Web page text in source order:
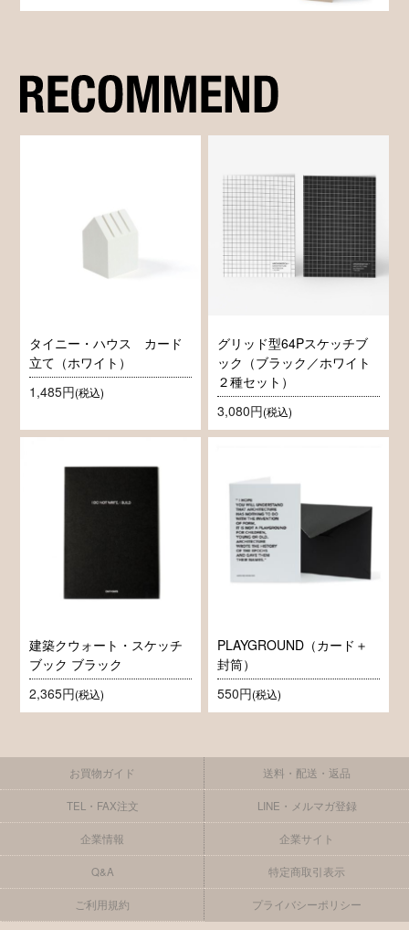
タイニー・ハウス カード
立て（ホワイト）
1,485円(税込)
グリッド型64Pスケッチブ
ック（ブラック／ホワイト
２種セット）
3,080円(税込)
建築クウォート・スケッチ
ブック ブラック
2,365円(税込)
PLAYGROUND（カード＋
封筒）
550円(税込)
お買物ガイド 送料・配送・返品
TEL・FAX注文 LINE・メルマガ登録
企業情報 企業サイト
Q&A 特定商取引表示
ご利用規約 プライバシーポリシー